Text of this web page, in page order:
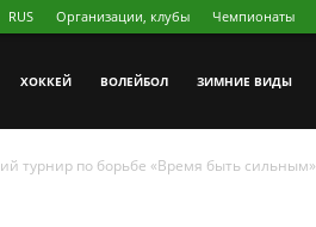
RUS Организации, клубы Чемпионаты
ХОККЕЙ ВОЛЕЙБОЛ ЗИМНИЕ ВИДЫ
турнир по борьбе «Время быть сильным»